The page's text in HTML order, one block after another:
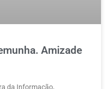
Amizade
da Informação,